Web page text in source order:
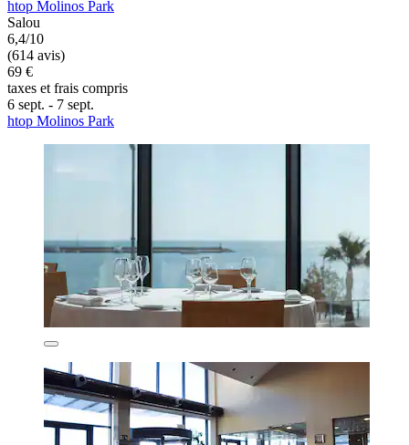
htop Molinos Park
Salou
6,4/10
(614 avis)
69 €
taxes et frais compris
6 sept. - 7 sept.
htop Molinos Park